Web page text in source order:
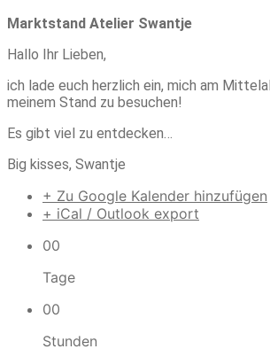
Marktstand Atelier Swantje
Hallo Ihr Lieben,
ich lade euch herzlich ein, mich am
meinem Stand zu besuchen!
Es gibt viel zu entdecken…
Big kisses, Swantje
+ Zu Google Kalender hinzufügen
+ iCal / Outlook export
00
Tage
00
Stunden